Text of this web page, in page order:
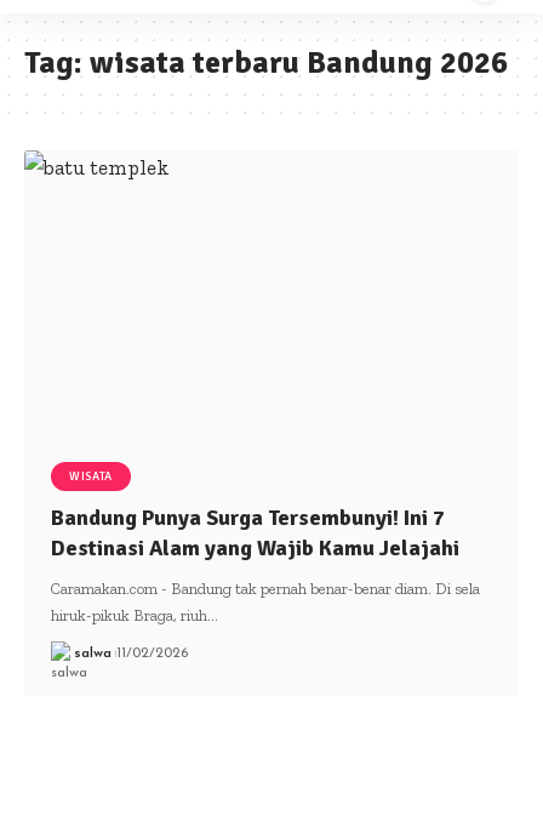
Tag:wisata terbaru Bandung 2026
WISATA
Bandung Punya Surga Tersembunyi! Ini 7
Destinasi Alam yang Wajib Kamu Jelajahi
Caramakan.com - Bandung tak pernah benar-benar diam. Di sela
hiruk-pikuk Braga, riuh…
salwa 11/02/2026